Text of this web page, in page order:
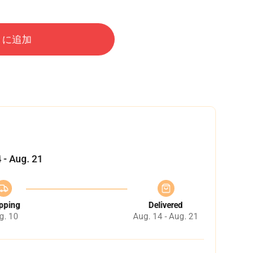
追加
- Aug. 21
10
Delivered
Aug. 14 - Aug. 21